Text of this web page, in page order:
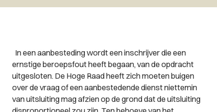
In een aanbesteding wordt een inschrijver die een
ernstige beroepsfout heeft begaan, van de opdracht
uitgesloten. De Hoge Raad heeft zich moeten buigen
over de vraag of een aanbestedende dienst niettemin
van uitsluiting mag afzien op de grond dat de uitsluiting